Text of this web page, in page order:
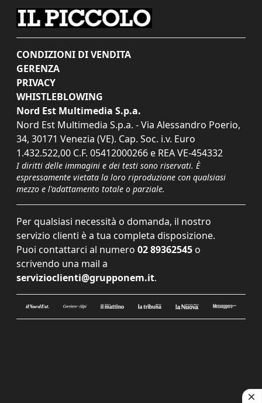
CONDIZIONI DI VENDITA
GERENZA
PRIVACY
WHISTLEBLOWING
Nord Est Multimedia S.p.a.
Nord Est Multimedia S.p.a. - Via Alessandro Poerio,
34, 30171 Venezia (VE). Cap. Soc. i.v. Euro
1.432.522,00 C.F. 05412000266 e REA VE-454332
I diritti delle immagini e dei testi sono riservati. È
espressamente vietata la loro riproduzione con qualsiasi
mezzo e l'adattamento totale o parziale.
Per qualsiasi necessità o domanda, il nostro
servizio clienti è a tua completa disposizione.
Puoi contattarci al numero 02 89362545 o
scrivendo una mail a
servizioclienti@grupponem.it.